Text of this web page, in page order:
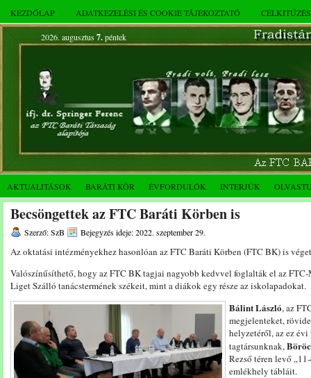
KEZDŐLAP ADATKEZELÉSI ÉS COOKIE TÁJÉKOZTATÓ
2026. augusztus 7.péntek
AKTUALITÁSOK BARÁTI KÖR ÉVFORDULÓK INTERJÚK
Becsöngettek az FTC Baráti Körben is
Szerző: SzB Bejegyzés ideje: 2022. szeptember 29.
Az oktatási intézményekhez hasonlóan az FTC Baráti Körben (FTC BK) is
Valószínűsíthető, hogy az FTC BK tagjai nagyobb kedvvel foglalták el az
Liget Szálló tanácstermének székeit, mint a diákok egy része az iskolapadokat.
Bálint László, az
megjelenteket,
helyzetéről, az ez
tagtársunknak,
Rezső téren levő
emlékhely tábláit.